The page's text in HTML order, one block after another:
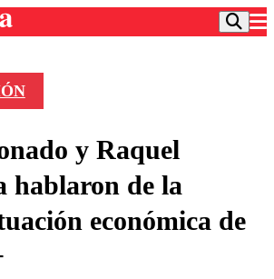
TV
Colo
Social
y Raquel
hablaron de la
económica de